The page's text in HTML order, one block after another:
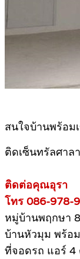
สนใจบ้านพร้อม
ติดเซ็นทรัลศาล
ติดต่อคุณอุรา
โทร 086-978-
หมู่บ้านพฤกษา
บ้านหัวมุม พร้อ
ที่จอดรถ แอร์ 4